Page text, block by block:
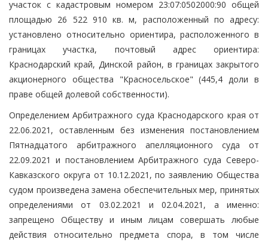
участок с кадастровым номером 23:07:0502000:90 общей
площадью 26 522 910 кв. м, расположенный по адресу:
установлено относительно ориентира, расположенного в
границах участка, почтовый адрес ориентира:
Краснодарский край, Динской район, в границах закрытого
акционерного общества "Красносельское" (445,4 доли в
праве общей долевой собственности).
Определением Арбитражного суда Краснодарского края от
22.06.2021, оставленным без изменения постановлением
Пятнадцатого арбитражного апелляционного суда от
22.09.2021 и постановлением Арбитражного суда Северо-
Кавказского округа от 10.12.2021, по заявлению Общества
судом произведена замена обеспечительных мер, принятых
определениями от 03.02.2021 и 02.04.2021, а именно:
запрещено Обществу и иным лицам совершать любые
действия относительно предмета спора, в том числе